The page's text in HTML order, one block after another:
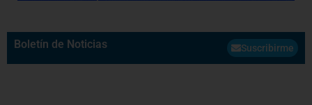
Boletín de Noticias Suscribirme